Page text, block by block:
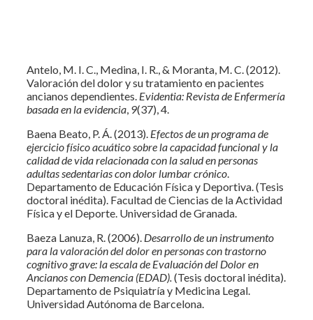
Antelo, M. I. C., Medina, I. R., & Moranta, M. C. (2012).
Valoración del dolor y su tratamiento en pacientes
ancianos dependientes. Evidentia: Revista de Enfermería
basada en la evidencia 9(37), 4.
Baena Beato, P. Á. (2013). Efectos de un programa de
ejercicio físico acuático sobre la capacidad funcional y la
calidad de vida relacionada con la salud en personas
adultas sedentarias con dolor lumbar crónico
Departamento de Educación Física y Deportiva. (Tesis
doctoral inédita). Facultad de Ciencias de la Actividad
Física y el Deporte. Universidad de Granada.
Baeza Lanuza, R. (2006). Desarrollo de un instrumento
para la valoración del dolor en personas con trastorno
cognitivo grave: la escala de Evaluación del Dolor en
Ancianos con Demencia (EDAD). (Tesis doctoral inédita).
Departamento de Psiquiatría y Medicina Legal.
Universidad Autónoma de Barcelona.